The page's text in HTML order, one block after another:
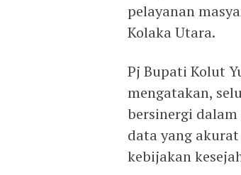
pelayanan
Kolaka Utara.
Pj Bupati Kolut
mengatakan,
bersinergi dalam
data yang
kebijakan